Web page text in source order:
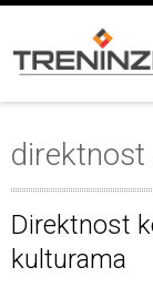
Direktnost
kulturama